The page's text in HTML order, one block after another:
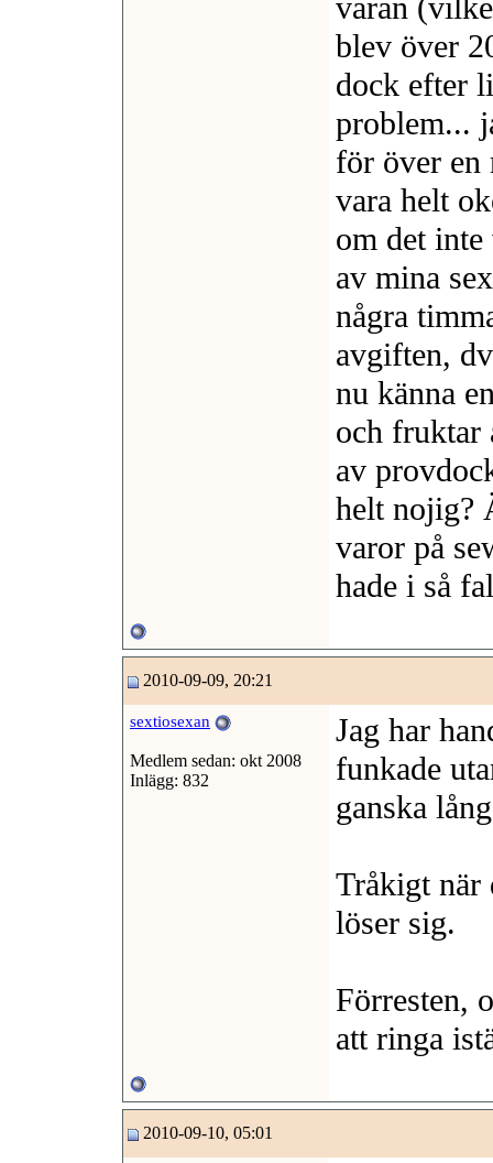
varan
blev över
dock efter
problem...
för över en
vara helt
om det inte
av mina
några
avgiften,
nu känna
och fruktar
av
helt nojig?
varor på
hade i så
2010-09-09, 20:21
sextiosexan
Medlem sedan: okt 2008
Inlägg: 832
Jag har
funkade
ganska
Tråkigt när
löser sig.
Förresten,
att ringa
2010-09-10, 05:01